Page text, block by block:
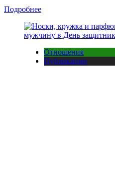
Подробнее
Отношения
Публикации